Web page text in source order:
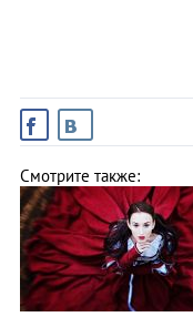
Смотрите также: